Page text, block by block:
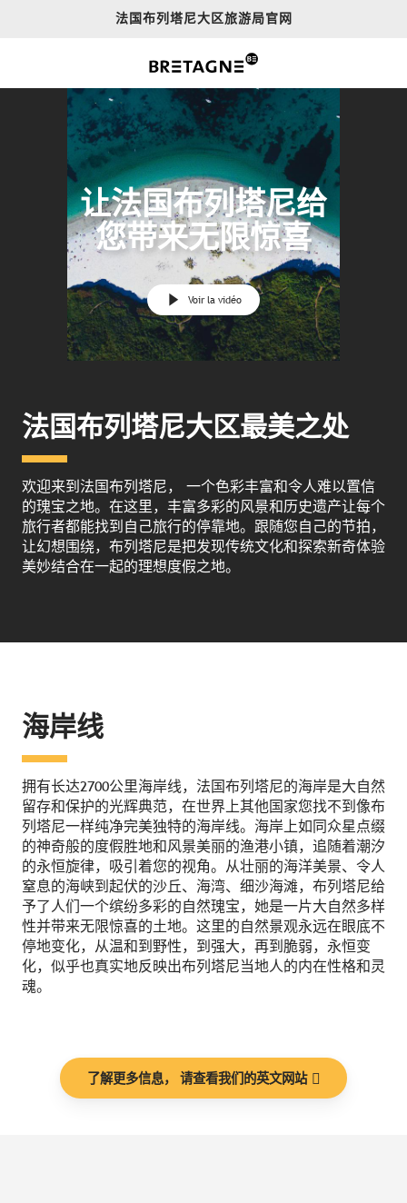
法国布列塔尼大区旅游局官网
让法国布列塔尼给
您带来无限惊喜
Voir la vidéo
法国布列塔尼大区最美之处
欢迎来到法国布列塔尼， 一个色彩丰富和令人难以置信
的瑰宝之地。在这里，丰富多彩的风景和历史遗产让每个
旅行者都能找到自己旅行的停靠地。跟随您自己的节拍，
让幻想围绕，布列塔尼是把发现传统文化和探索新奇体验
美妙结合在一起的理想度假之地。
海岸线
拥有长达2700公里海岸线，法国布列塔尼的海岸是大自然
留存和保护的光辉典范，在世界上其他国家您找不到像布
列塔尼一样纯净完美独特的海岸线。海岸上如同众星点缀
的神奇般的度假胜地和风景美丽的渔港小镇，追随着潮汐
的永恒旋律，吸引着您的视角。从壮丽的海洋美景、令人
窒息的海峡到起伏的沙丘、海湾、细沙海滩，布列塔尼给
予了人们一个缤纷多彩的自然瑰宝，她是一片大自然多样
性并带来无限惊喜的土地。这里的自然景观永远在眼底不
停地变化，从温和到野性，到强大，再到脆弱，永恒变
化，似乎也真实地反映出布列塔尼当地人的内在性格和灵
魂。
了解更多信息， 请查看我们的英文网站